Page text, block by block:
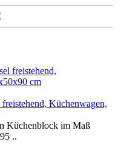
Küchenwagen,
Küchenblock im Maß
..